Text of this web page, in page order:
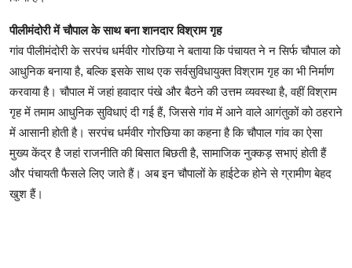
पीलीमंदोरी में चौपाल के साथ बना शानदार विश्राम गृह
गांव पीलीमंदोरी के सरपंच धर्मवीर गोरछिया ने बताया कि पंचायत ने न सिर्फ चौपाल को
आधुनिक बनाया है, बल्कि इसके साथ एक सर्वसुविधायुक्त विश्राम गृह का भी निर्माण
करवाया है। चौपाल में जहां हवादार पंखे और बैठने की उत्तम व्यवस्था है, वहीं विश्राम
गृह में तमाम आधुनिक सुविधाएं दी गई हैं, जिससे गांव में आने वाले आगंतुकों को ठहराने
में आसानी होती है। सरपंच धर्मवीर गोरछिया का कहना है कि चौपाल गांव का ऐसा
मुख्य केंद्र है जहां राजनीति की बिसात बिछती है, सामाजिक नुक्कड़ सभाएं होती हैं
और पंचायती फैसले लिए जाते हैं। अब इन चौपालों के हाईटेक होने से ग्रामीण बेहद
खुश हैं।